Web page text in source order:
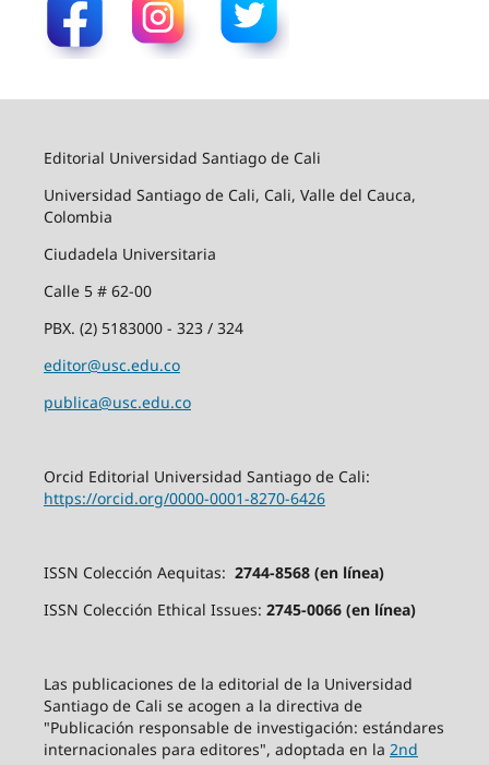
Editorial Universidad Santiago de Cali
Universidad Santiago de Cali, Cali, Valle del Cauca,
Colombia
Ciudadela Universitaria
Calle 5 # 62-00
PBX. (2) 5183000 - 323 / 324
editor@usc.edu.co
publica@usc.edu.co
Orcid Editorial Universidad Santiago de Cali:
https://orcid.org/0000-0001-8270-6426
ISSN Colección Aequitas: 2744-8568 (en línea)
ISSN Colección Ethical Issues: 2745-0066 (en línea)
Las publicaciones de la editorial de la Universidad
Santiago de Cali se acogen a la directiva de
"Publicación responsable de investigación: estándares
internacionales para editores", adoptada en la 2nd